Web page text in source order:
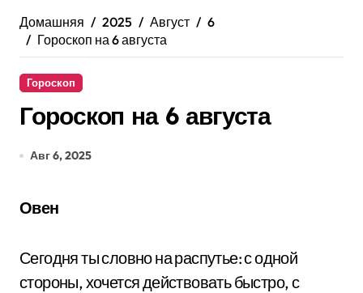
Домашняя 2025 Август
6
Гороскоп на 6 августа
Гороскоп
Гороскоп на 6 августа
Авг 6, 2025
Овен
Сегодня ты словно на распутье: с одной
стороны, хочется действовать быстро, с